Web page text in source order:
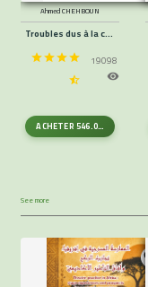
Ahmed CHEHBOUN
Troubles dus à la carence iodée
19098
ACHETER546.00DA
See more